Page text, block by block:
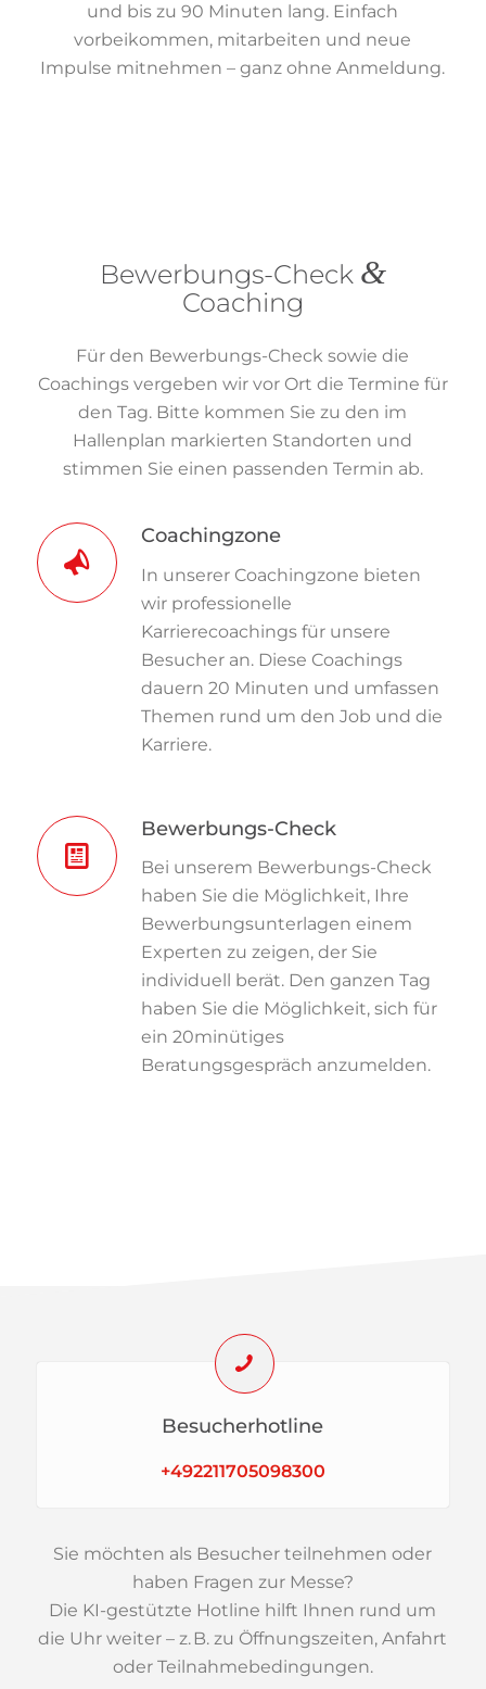
und bis zu 90 Minuten lang. Einfach
vorbeikommen, mitarbeiten und neue
Impulse mitnehmen – ganz ohne Anmeldung.
Bewerbungs-Check &
Coaching
Für den Bewerbungs-Check sowie die
Coachings vergeben wir vor Ort die Termine für
den Tag. Bitte kommen Sie zu den im
Hallenplan markierten Standorten und
stimmen Sie einen passenden Termin ab.
Coachingzone
In unserer Coachingzone bieten
wir professionelle
Karrierecoachings für unsere
Besucher an. Diese Coachings
dauern 20 Minuten und umfassen
Themen rund um den Job und die
Karriere.
Bewerbungs-Check
Bei unserem Bewerbungs-Check
haben Sie die Möglichkeit, Ihre
Bewerbungsunterlagen einem
Experten zu zeigen, der Sie
individuell berät. Den ganzen Tag
haben Sie die Möglichkeit, sich für
ein 20minütiges
Beratungsgespräch anzumelden.
Besucherhotline
+492211705098300
Sie möchten als Besucher teilnehmen oder
haben Fragen zur Messe?
Die KI-gestützte Hotline hilft Ihnen rund um
die Uhr weiter – z. B. zu Öffnungszeiten, Anfahrt
oder Teilnahmebedingungen.